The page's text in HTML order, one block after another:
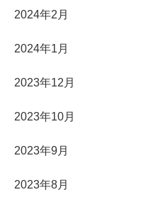
2024年2月
2024年1月
2023年12月
2023年10月
2023年9月
2023年8月